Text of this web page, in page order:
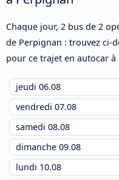
Chaque jour, 2 bus de 2
de Perpignan : trouvez ci-
pour ce trajet en autocar
jeudi 06.08
vendredi 07.08
samedi 08.08
dimanche 09.08
lundi 10.08